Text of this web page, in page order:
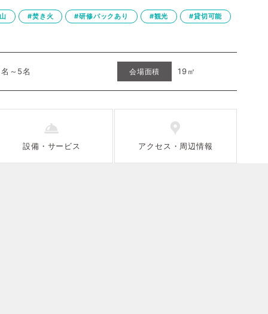
#焚き火 #研修パックあり #観光 #貸切可能
～5名 会場面積 19㎡
設備 ・ サービス アクセス ・ 周辺情報